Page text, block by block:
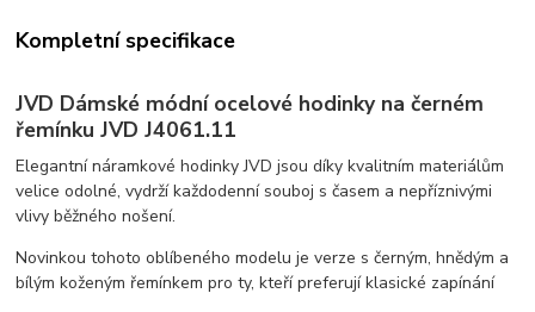
Kompletní specifikace
JVD Dámské módní ocelové hodinky na černém
řemínku JVD J4061.11
Elegantní náramkové hodinky JVD jsou díky kvalitním materiálům
velice odolné, vydrží každodenní souboj s časem a nepříznivými
vlivy běžného nošení.
Novinkou tohoto oblíbeného modelu je verze s černým, hnědým a
bílým koženým řemínkem pro ty, kteří preferují klasické zapínání